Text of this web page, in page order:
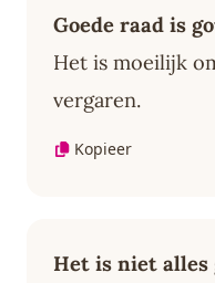
Goede raad is
Het is moeilijk
vergaren.
Kopieer
Het is niet